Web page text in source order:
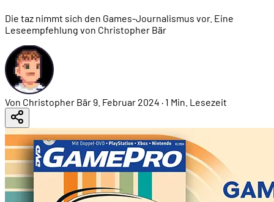
Die taz nimmt sich den Games-Journalismus vor. Eine
Leseempfehlung von Christopher Bär
Von Christopher Bär 9. Februar 2024 · 1 Min. Lesezeit